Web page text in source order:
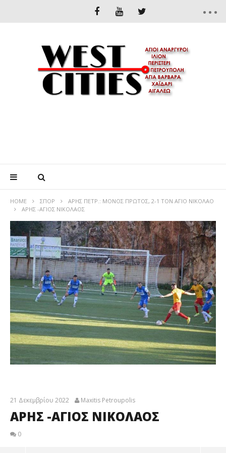
HOME ΣΠΟΡ
ΑΡΗΣ ΠΕΤΡ.: ΜΟΝΟΣ ΠΡΩΤΟΣ, 2-1 ΤΟΝ ΑΓΙΟ ΝΙΚΟΛΑΟ
ΑΡΗΣ -ΑΓΙΟΣ ΝΙΚΟΛΑΟΣ
21 Δεκεμβρίου 2022 Maxitis Petroupolis
ΑΡΗΣ -ΑΓΙΟΣ ΝΙΚΟΛΑΟΣ
0